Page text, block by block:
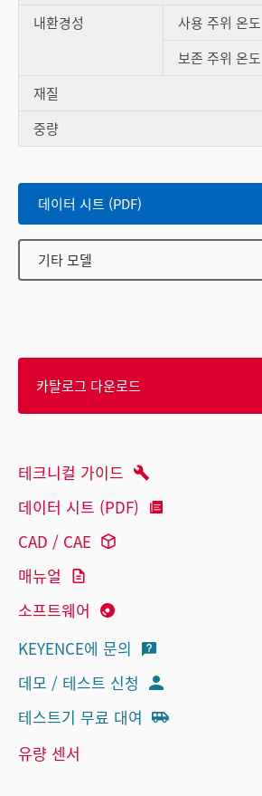
내환경성 사용 주위 온도
보존 주위 온도
재질
중량
데이터 시트 (PDF)
기타 모델
카탈로그 다운로드
테크니컬 가이드
데이터 시트 (PDF)
CAD / CAE
매뉴얼
소프트웨어
KEYENCE에 문의
데모 / 테스트 신청
테스트기 무료 대여
유량 센서